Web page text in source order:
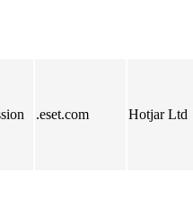
.eset.com Hotjar Ltd